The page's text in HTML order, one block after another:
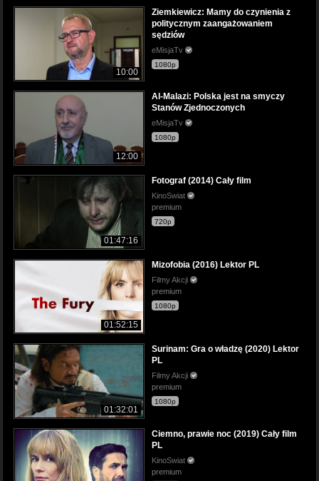
10:00
Ziemkiewicz: Mamy do czynienia z
politycznym zaangażowaniem
sędziów
eMisjaTv
1080p
12:00
Al-Malazi: Polska jest na smyczy
Stanów Zjednoczonych
eMisjaTv
1080p
01:47:16
Fotograf (2014) Cały film
KinoSwiat
premium
720p
01:52:15
Mizofobia (2016) Lektor PL
Filmy Akcji
premium
1080p
01:32:01
Surinam: Gra o władzę (2020) Lektor
PL
Filmy Akcji
premium
1080p
Ciemno, prawie noc (2019) Cały film
PL
KinoSwiat
premium